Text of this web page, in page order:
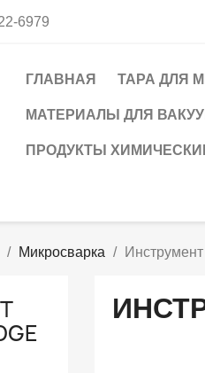
6979
ГЛАВНАЯ ТАРА ДЛЯ
МАТЕРИАЛЫ ДЛЯ
ПРОДУКТЫ
Микросварка